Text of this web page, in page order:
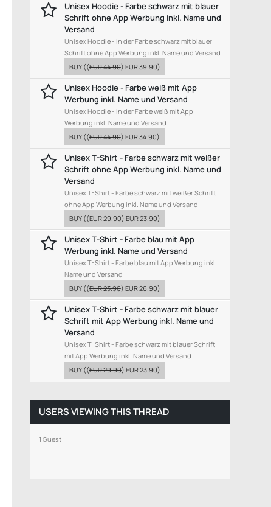
Unisex Hoodie - Farbe schwarz mit blauer
Schrift ohne App Werbung inkl. Name und
Versand
Unisex Hoodie - in der Farbe schwarz mit blauer
Schrift ohne App Werbung inkl. Name und Versand
BUY ((EUR 44.90) EUR 39.90)
Unisex Hoodie - Farbe weiß mit App
Werbung inkl. Name und Versand
Unisex Hoodie - in der Farbe weiß mit App
Werbung inkl. Name und Versand
BUY ((EUR 44.90) EUR 34.90)
Unisex T-Shirt - Farbe schwarz mit weißer
Schrift ohne App Werbung inkl. Name und
Versand
Unisex T-Shirt - Farbe schwarz mit weißer Schrift
ohne App Werbung inkl. Name und Versand
BUY ((EUR 29.90) EUR 23.90)
Unisex T-Shirt - Farbe blau mit App
Werbung inkl. Name und Versand
Unisex T-Shirt - Farbe blau mit App Werbung inkl.
Name und Versand
BUY ((EUR 23.90) EUR 26.90)
Unisex T-Shirt - Farbe schwarz mit blauer
Schrift mit App Werbung inkl. Name und
Versand
Unisex T-Shirt - Farbe schwarz mit blauer Schrift
mit App Werbung inkl. Name und Versand
BUY ((EUR 29.90) EUR 23.90)
USERS VIEWING THIS THREAD
1 Guest